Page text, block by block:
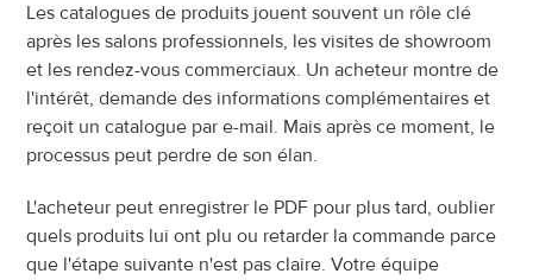
Les catalogues de produits jouent souvent un rôle clé
après les salons professionnels, les visites de showroom
et les rendez-vous commerciaux. Un acheteur montre de
l'intérêt, demande des informations complémentaires et
reçoit un catalogue par e-mail. Mais après ce moment, le
processus peut perdre de son élan.
L'acheteur peut enregistrer le PDF pour plus tard, oublier
quels produits lui ont plu ou retarder la commande parce
que l'étape suivante n'est pas claire. Votre équipe